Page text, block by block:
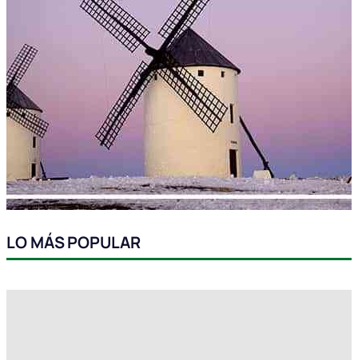
LO MÁS POPULAR